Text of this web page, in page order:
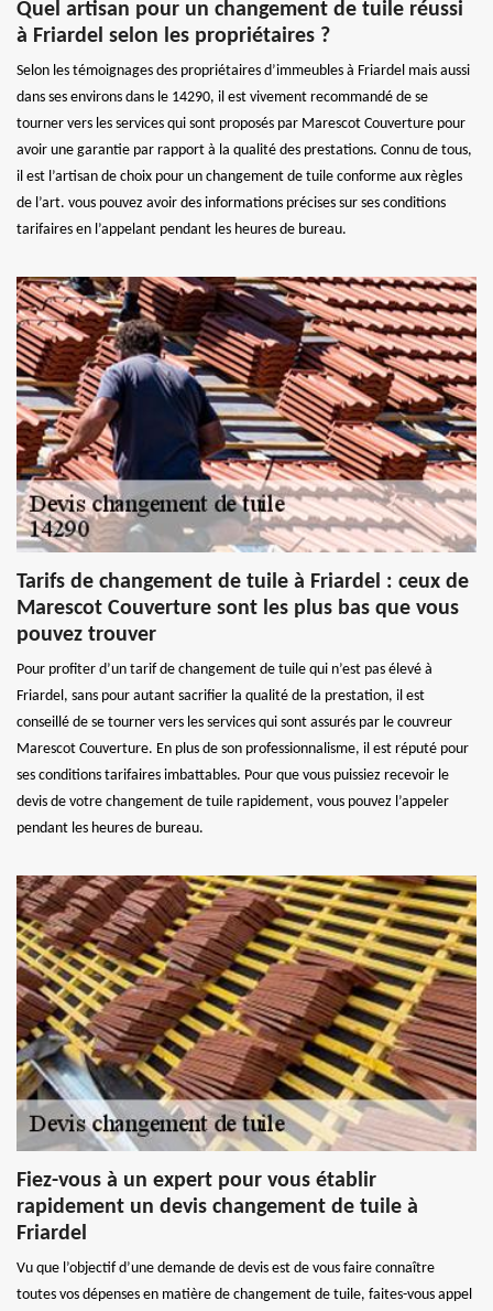
Quel artisan pour un changement de tuile réussi
à Friardel selon les propriétaires ?
Selon les témoignages des propriétaires d’immeubles à Friardel mais aussi
dans ses environs dans le 14290, il est vivement recommandé de se
tourner vers les services qui sont proposés par Marescot Couverture pour
avoir une garantie par rapport à la qualité des prestations. Connu de tous,
il est l’artisan de choix pour un changement de tuile conforme aux règles
de l’art. vous pouvez avoir des informations précises sur ses conditions
tarifaires en l’appelant pendant les heures de bureau.
Tarifs de changement de tuile à Friardel : ceux de
Marescot Couverture sont les plus bas que vous
pouvez trouver
Pour profiter d’un tarif de changement de tuile qui n’est pas élevé à
Friardel, sans pour autant sacrifier la qualité de la prestation, il est
conseillé de se tourner vers les services qui sont assurés par le couvreur
Marescot Couverture. En plus de son professionnalisme, il est réputé pour
ses conditions tarifaires imbattables. Pour que vous puissiez recevoir le
devis de votre changement de tuile rapidement, vous pouvez l’appeler
pendant les heures de bureau.
Fiez-vous à un expert pour vous établir
rapidement un devis changement de tuile à
Friardel
Vu que l’objectif d’une demande de devis est de vous faire connaître
toutes vos dépenses en matière de changement de tuile, faites-vous appel